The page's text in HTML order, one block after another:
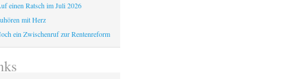
einen Ratsch im Juli 2026
mit Herz
ein Zwischenruf zur Rentenreform